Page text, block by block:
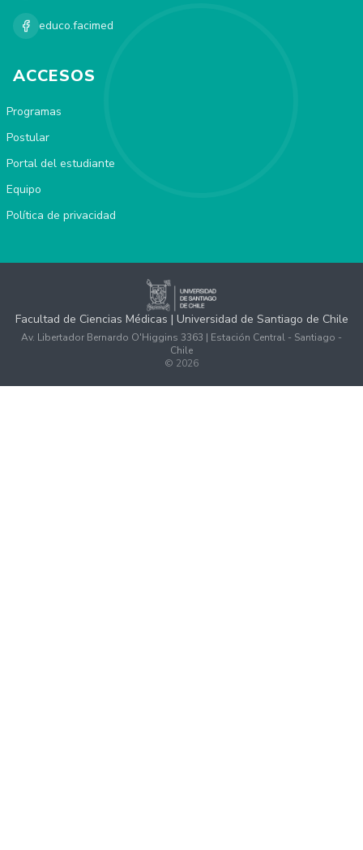
educo.facimed
ACCESOS
Programas
Postular
Portal del estudiante
Equipo
Política de privacidad
Facultad de Ciencias Médicas | Universidad de Santiago de Chile
Av. Libertador Bernardo O'Higgins 3363 | Estación Central - Santiago -
Chile
© 2026